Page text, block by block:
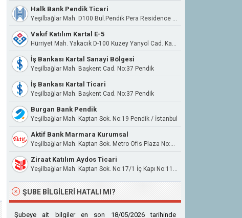
Halk Bank Pendik Ticari
Yeşilbağlar Mah. D100 Bul.Pendik Pera Residence No:20/1/82 34893 Pendik
Vakıf Katılım Kartal E-5
Hürriyet Mah. Yakacık D-100 Kuzey Yanyol Cad. Kartal İş Merkezi Sit. No:57/A Kartal/İstanbul
İş Bankası Kartal Sanayi Bölgesi
Yeşilbağlar Mah. Başkent Cad. No:37 Pendik
İş Bankası Kartal Ticari
Yeşilbağlar Mah. Başkent Cad. No:37 Pendik
Burgan Bank Pendik
Yeşilbağlar Mah. Kaptan Sok. No:19 Pendik / İstanbul
Aktif Bank Marmara Kurumsal
Yeşilbağlar Mah. Kaptan Sok. Metro Ofis Plaza No:19 İç Kapı No:16 Kat:5 Pendik/İstanbul
Ziraat Katılım Aydos Ticari
Yeşilbağlar Mah. Kaptan Sok. No:17/1 İç Kapı No:11 Pendik / İstanbul
ŞUBE BILGILERI HATALI MI?
Şubeye ait bilgiler en son 18/05/2026 tarihinde